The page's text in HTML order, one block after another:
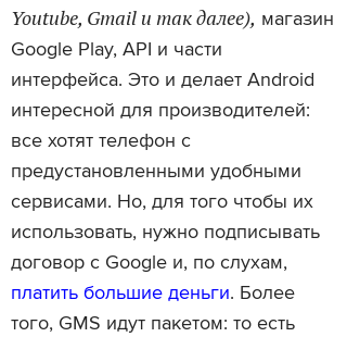
Youtube, Gmail и так далее), магазин
Google Play, API и части
интерфейса. Это и делает Android
интересной для производителей:
все хотят телефон с
предустановленными удобными
сервисами. Но, для того чтобы их
использовать, нужно подписывать
договор с Google и, по слухам,
платить большие деньги. Более
того, GMS идут пакетом: то есть